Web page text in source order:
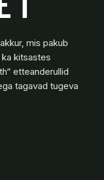
mis pakub
kitsastes
etteanderullid
tagavad tugeva